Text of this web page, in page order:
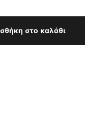
στο καλάθι